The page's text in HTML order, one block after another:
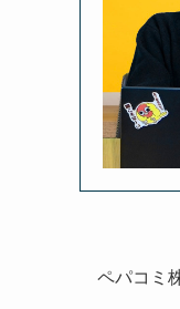
ペパコミ